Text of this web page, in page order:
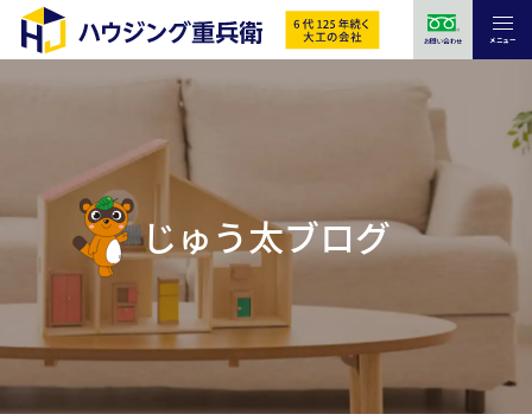
お問い合わせ メニュー
じゅう太ブログ